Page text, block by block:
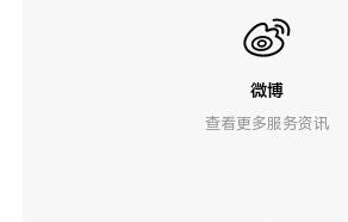
微博
查看更多服务资讯